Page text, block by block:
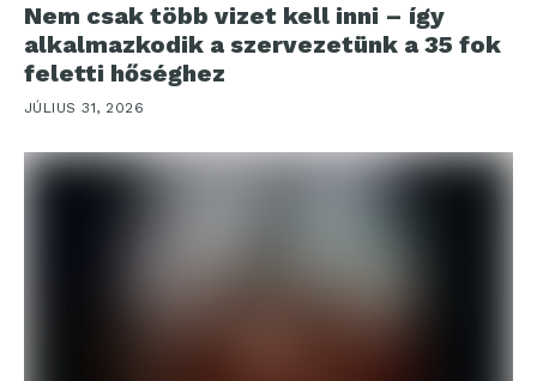
Nem csak több vizet kell inni – így
alkalmazkodik a szervezetünk a 35 fok
feletti hőséghez
JÚLIUS 31, 2026